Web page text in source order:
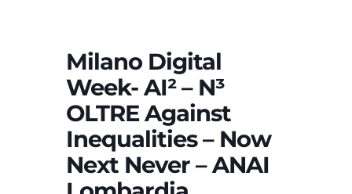
Formazione
Attività editoriale
Milano Digital
Week- AI² – N³
OLTRE Against
Inequalities – Now
Next Never – ANAI